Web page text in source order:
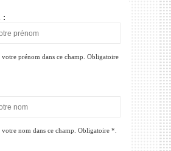
:
votre prénom dans ce champ. Obligatoire
votre nom dans ce champ. Obligatoire *.